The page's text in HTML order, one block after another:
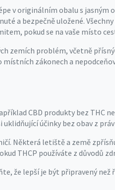
v originálním obalu s jasným
a bezpečně uložené.
pokud se na vaše místo
zemích problém, včetně
zákonech a
CBD produkty bez THC
účinky bez obav z
Některá letiště a země
THCP používáte z důvodů
že lepší je být připravený